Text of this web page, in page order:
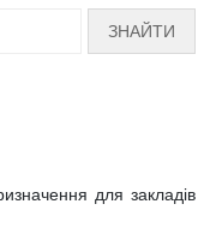
ЗНАЙТИ
для закладів